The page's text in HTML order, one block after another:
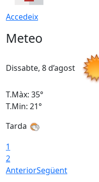
Accedeix
Meteo
Dissabte, 8 d’agost
T.Màx: 35°
T.Min: 21°
Tarda
1
2
AnteriorSegüent